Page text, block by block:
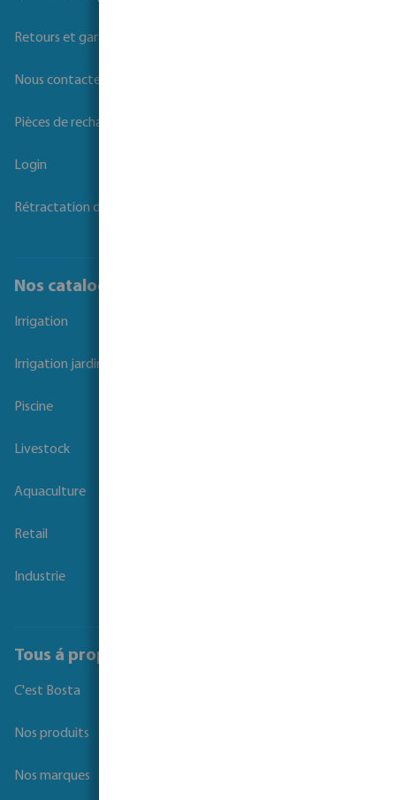
Retours et garanties
Nous contacter
Pièces de rechange
Login
Rétractation du contrat
Nos catalogues
Irrigation
Irrigation jardins et parcs
Piscine
Livestock
Aquaculture
Retail
Industrie
Tous á propos de Bosta
C'est Bosta
Nos produits
Nos marques